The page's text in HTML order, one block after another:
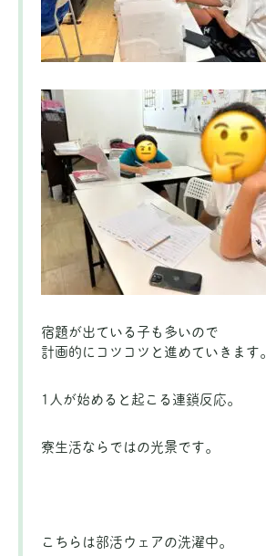
宿題が出ている子も多いので
計画的にコツコツと進めていきます。
1人が始めると起こる連鎖反応。
寮生活ならではの光景です。
こちらは部活ウェアの洗濯中。